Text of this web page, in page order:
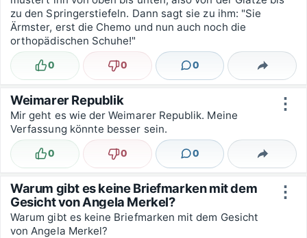
zu den Springerstiefeln. Dann sagt sie zu ihm: "Sie
Ärmster, erst die Chemo und nun auch noch die
orthopädischen Schuhe!"
Lustig
0 Nicht lustig
0 0
Kommentare Teilen
⋮
Weimarer Republik
Mir geht es wie der Weimarer Republik. Meine
Verfassung könnte besser sein.
Lustig
0 Nicht lustig
0 0
Kommentare Teilen
⋮
Warum gibt es keine Briefmarken mit dem
Gesicht von Angela Merkel?
Warum gibt es keine Briefmarken mit dem Gesicht
von Angela Merkel?